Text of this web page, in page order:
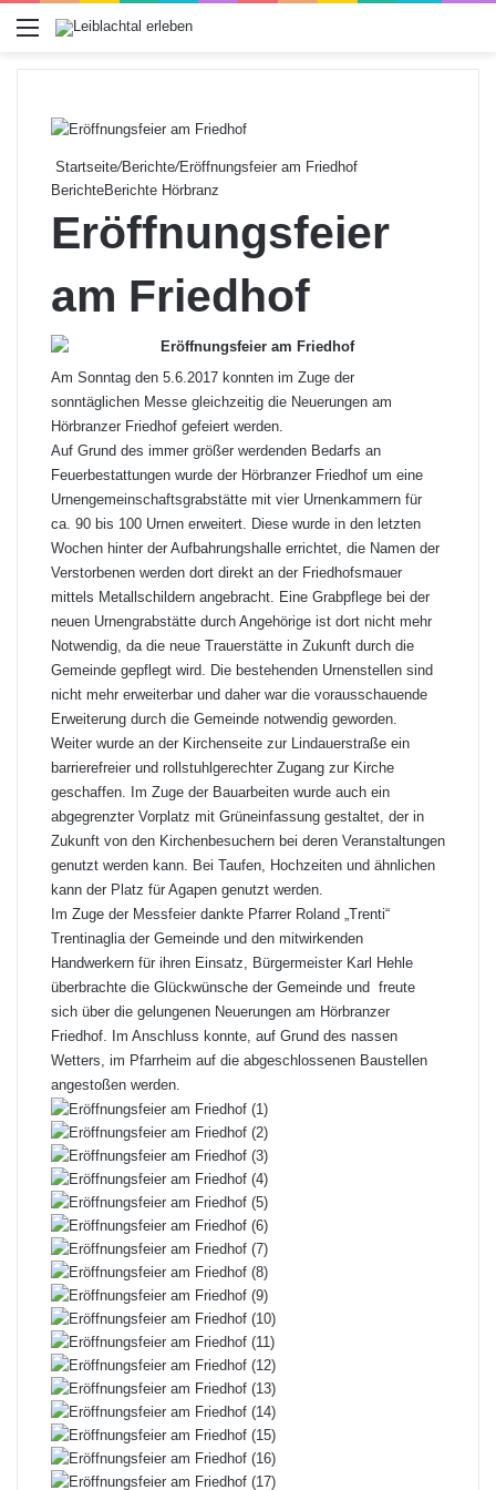
Menü
Startseite/Berichte/Eröffnungsfeier am Friedhof
BerichteBerichte Hörbranz
Eröffnungsfeier
am Friedhof
Am Sonntag den 5.6.2017 konnten im Zuge der
sonntäglichen Messe gleichzeitig die Neuerungen am
Hörbranzer Friedhof gefeiert werden.
Auf Grund des immer größer werdenden Bedarfs an
Feuerbestattungen wurde der Hörbranzer Friedhof um eine
Urnengemeinschaftsgrabstätte mit vier Urnenkammern für
ca. 90 bis 100 Urnen erweitert. Diese wurde in den letzten
Wochen hinter der Aufbahrungshalle errichtet, die Namen der
Verstorbenen werden dort direkt an der Friedhofsmauer
mittels Metallschildern angebracht. Eine Grabpflege bei der
neuen Urnengrabstätte durch Angehörige ist dort nicht mehr
Notwendig, da die neue Trauerstätte in Zukunft durch die
Gemeinde gepflegt wird. Die bestehenden Urnenstellen sind
nicht mehr erweiterbar und daher war die vorausschauende
Erweiterung durch die Gemeinde notwendig geworden.
Weiter wurde an der Kirchenseite zur Lindauerstraße ein
barrierefreier und rollstuhlgerechter Zugang zur Kirche
geschaffen. Im Zuge der Bauarbeiten wurde auch ein
abgegrenzter Vorplatz mit Grüneinfassung gestaltet, der in
Zukunft von den Kirchenbesuchern bei deren Veranstaltungen
genutzt werden kann. Bei Taufen, Hochzeiten und ähnlichen
kann der Platz für Agapen genutzt werden.
Im Zuge der Messfeier dankte Pfarrer Roland „Trenti“
Trentinaglia der Gemeinde und den mitwirkenden
Handwerkern für ihren Einsatz, Bürgermeister Karl Hehle
überbrachte die Glückwünsche der Gemeinde und freute
sich über die gelungenen Neuerungen am Hörbranzer
Friedhof. Im Anschluss konnte, auf Grund des nassen
Wetters, im Pfarrheim auf die abgeschlossenen Baustellen
angestoßen werden.